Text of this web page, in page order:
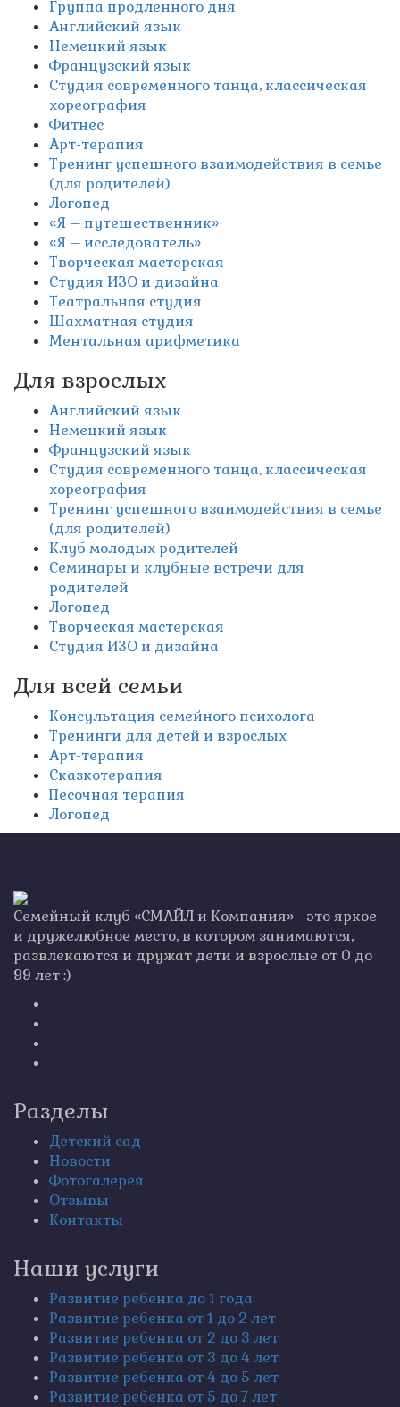
Группа продленного дня
Английский язык
Немецкий язык
Французский язык
Студия современного танца, классическая
хореография
Фитнес
Арт-терапия
Тренинг успешного взаимодействия в семье
(для родителей)
Логопед
«Я – путешественник»
«Я – исследователь»
Творческая мастерская
Студия ИЗО и дизайна
Театральная студия
Шахматная студия
Ментальная арифметика
Для взрослых
Английский язык
Немецкий язык
Французский язык
Студия современного танца, классическая
хореография
Тренинг успешного взаимодействия в семье
(для родителей)
Клуб молодых родителей
Семинары и клубные встречи для
родителей
Логопед
Творческая мастерская
Студия ИЗО и дизайна
Для всей семьи
Консультация семейного психолога
Тренинги для детей и взрослых
Арт-терапия
Сказкотерапия
Песочная терапия
Логопед
Семейный клуб «СМАЙЛ и Компания» - это яркое
и дружелюбное место, в котором занимаются,
развлекаются и дружат дети и взрослые от 0 до
99 лет :)
Разделы
Детский сад
Новости
Фотогалерея
Отзывы
Контакты
Наши услуги
Развитие ребенка до 1 года
Развитие ребенка от 1 до 2 лет
Развитие ребенка от 2 до 3 лет
Развитие ребенка от 3 до 4 лет
Развитие ребенка от 4 до 5 лет
Развитие ребенка от 5 до 7 лет